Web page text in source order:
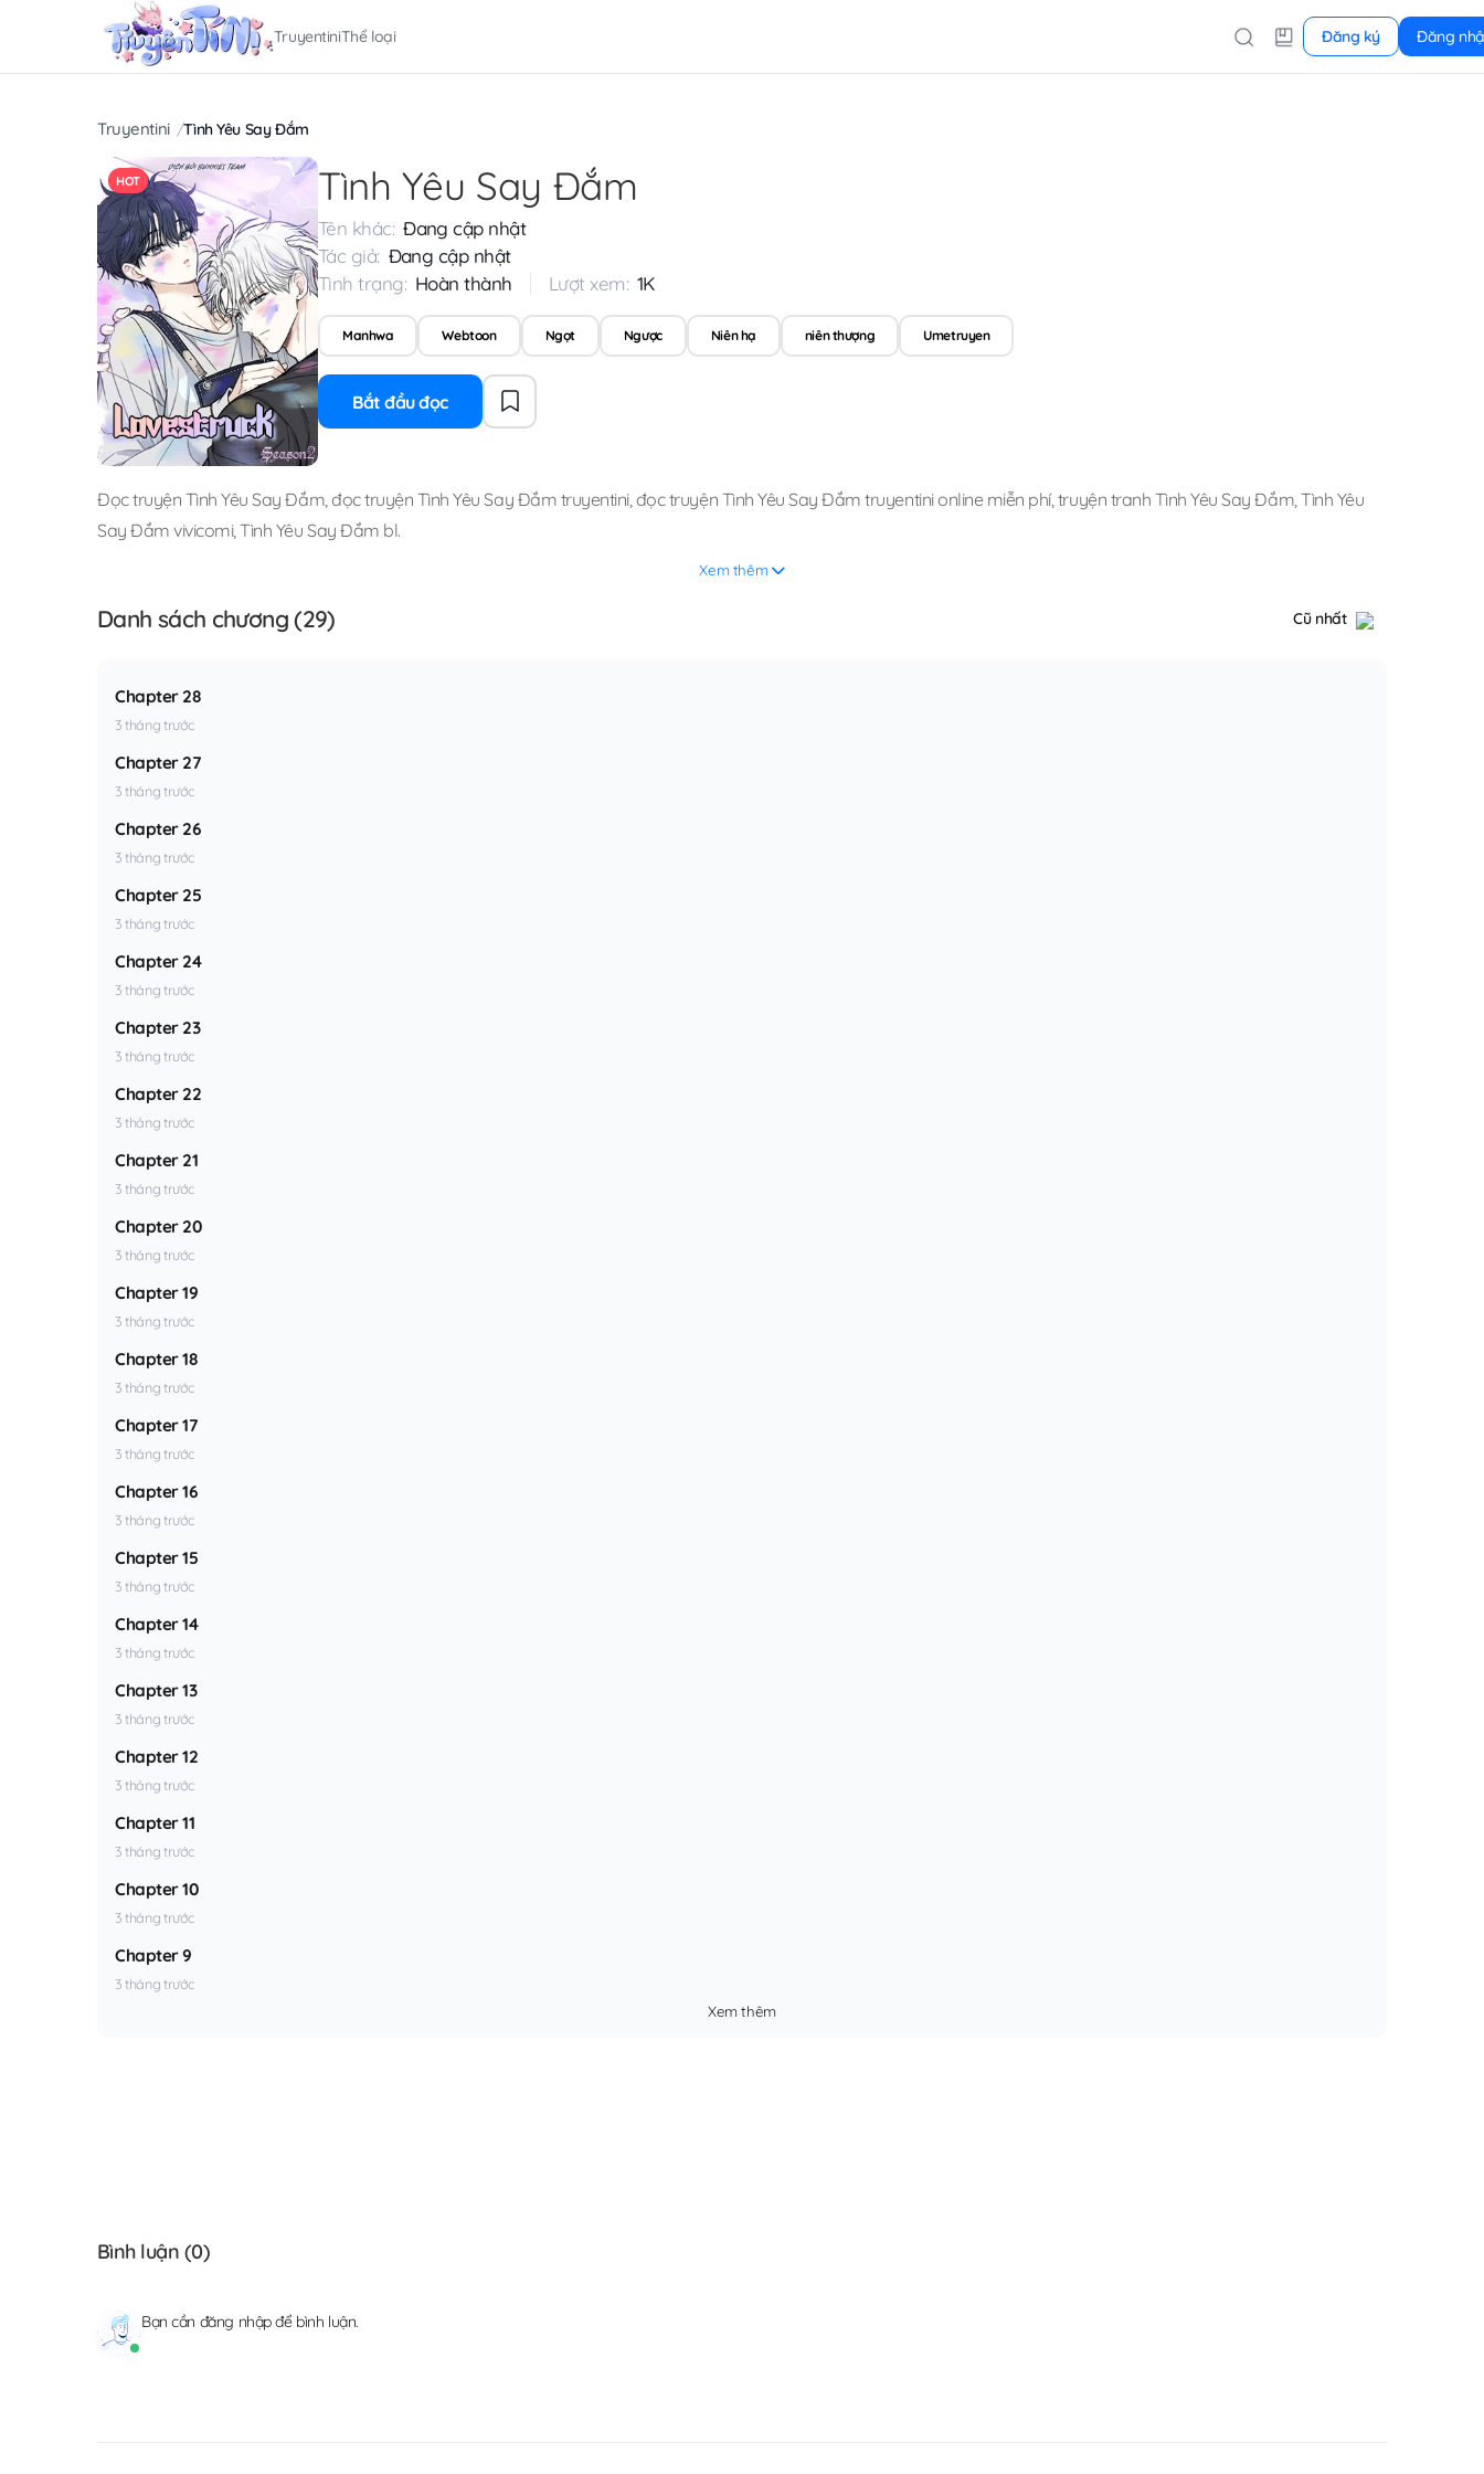
TruyentiniThể loại Đăng ký Đăng
Truyentini Tình Yêu Say Đắm
HOT Tình Yêu Say Đắm
Tên khác: Đang cập nhật
Tác giả: Đang cập nhật
Tình trạng: Hoàn thành Lượt xem: 1K
Manhwa Webtoon Ngọt Ngược Niên hạ niên thượng Umetruyen
Bắt đầu đọc
Đọc truyện Tình Yêu Say Đắm,đọc truyện Tình Yêu Say Đắm truyentini,đọc truyện Tình Yêu Say Đắm truyentini online miễn phí,truyện tranh Tình Yêu Say Đắm,Tình Yêu
Say Đắm vivicomi,Tình Yêu Say Đắm bl.
Xem thêm
Danh sách chương (29) Cũ nhất
Chapter 28
3 tháng trước
Chapter 27
3 tháng trước
Chapter 26
3 tháng trước
Chapter 25
3 tháng trước
Chapter 24
3 tháng trước
Chapter 23
3 tháng trước
Chapter 22
3 tháng trước
Chapter 21
3 tháng trước
Chapter 20
3 tháng trước
Chapter 19
3 tháng trước
Chapter 18
3 tháng trước
Chapter 17
3 tháng trước
Chapter 16
3 tháng trước
Chapter 15
3 tháng trước
Chapter 14
3 tháng trước
Chapter 13
3 tháng trước
Chapter 12
3 tháng trước
Chapter 11
3 tháng trước
Chapter 10
3 tháng trước
Chapter 9
3 tháng trước
Xem thêm
Bình luận (0)
Bạn cần đăng nhậpđể bình luận.